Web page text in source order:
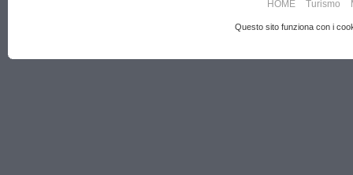
HOME Turismo
Questo sito funziona con i